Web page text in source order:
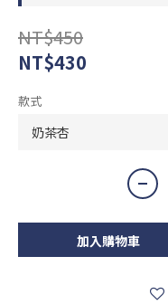
NT$450
NT$430
款式
加入購物車